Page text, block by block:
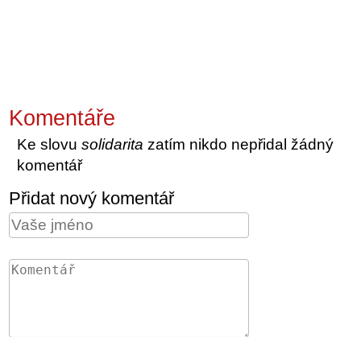
Komentáře
Ke slovusolidarita zatím nikdo nepřidal žádný
komentář
Přidat nový komentář